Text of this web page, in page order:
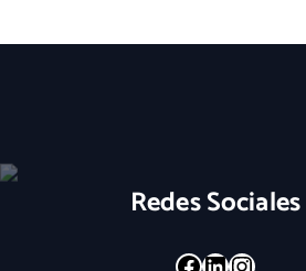
Redes Sociales